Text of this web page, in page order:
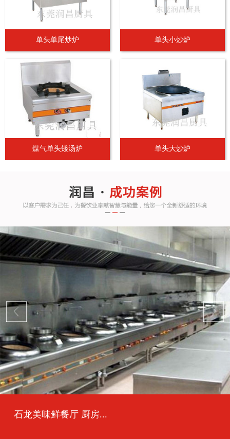
单头单尾炒炉 单头小炒炉
煤气单头矮汤炉 单头大炒炉
石龙美味鲜餐厅 厨房...